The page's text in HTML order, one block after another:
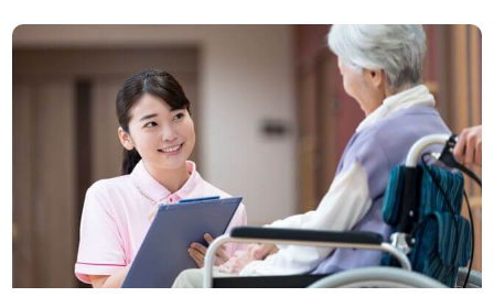
持ちの方には送迎業務もお願いしていますので、運転が得
意な方にとっては魅力的なポイントです。
転職を考えている方、施設形態や働き方を変えたい方も大
歓迎です。医療や福祉業界の正社員・パート求人情報を広
く取り扱っている【ウィルオブ介護】では、求人情報の収
集から年収交渉まで、すべて完全無料でサポートします。
非公開求人も扱っており、転職支援のプロとともに安心し
て転職活動を進めることができます。興味のある方は、
LINEやメール、お電話での相談もお待ちしております。